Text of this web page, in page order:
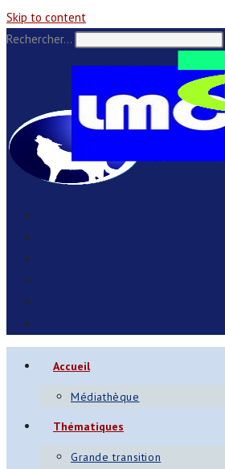
Skip to content
Rechercher…
Accueil
Médiathèque
Thématiques
Grande transition